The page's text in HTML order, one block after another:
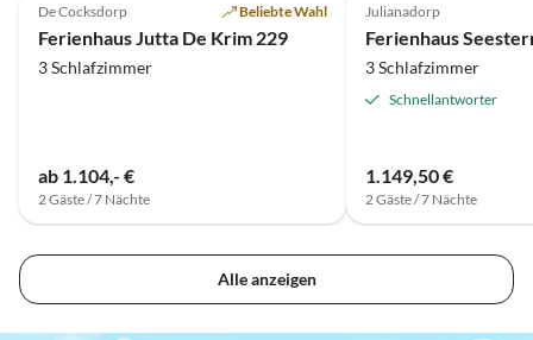
De Cocksdorp Beliebte Wahl
Ferienhaus Jutta De Krim 229
3 Schlafzimmer
ab 1.104,- €
2 Gäste / 7 Nächte
Julianadorp
3 Schlafzimmer
Schnellantworter
1.149,50 €
2 Gäste / 7 Nächte
Alle anzeigen